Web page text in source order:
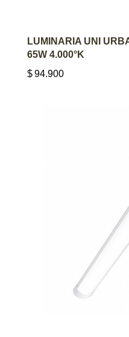
LUMINARIA UNI
65W 4.000°K
$94.900